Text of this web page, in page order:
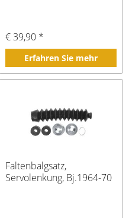
€ 39,90 *
Erfahren Sie mehr
Faltenbalgsatz,
Servolenkung, Bj.1964-70